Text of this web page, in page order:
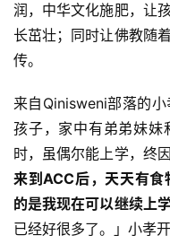
润，中华文化施肥，让
长茁壮；同时让佛教随
传。
来自Qinisweni部落的
孩子，家中有弟弟妹妹
时，虽偶尔能上学，终
来到ACC后，天天有
的是我现在可以继续上
已经好很多了。」小孝